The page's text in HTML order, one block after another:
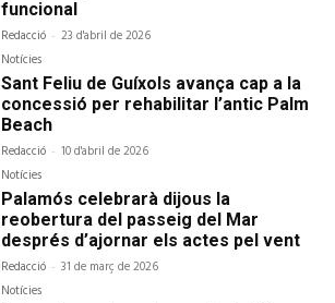
funcional
Redacció - 23 d'abril de 2026
Notícies
Sant Feliu de Guíxols avança cap a la
concessió per rehabilitar l’antic Palm
Beach
Redacció - 10 d'abril de 2026
Notícies
Palamós celebrarà dijous la
reobertura del passeig del Mar
després d’ajornar els actes pel vent
Redacció - 31 de març de 2026
Notícies